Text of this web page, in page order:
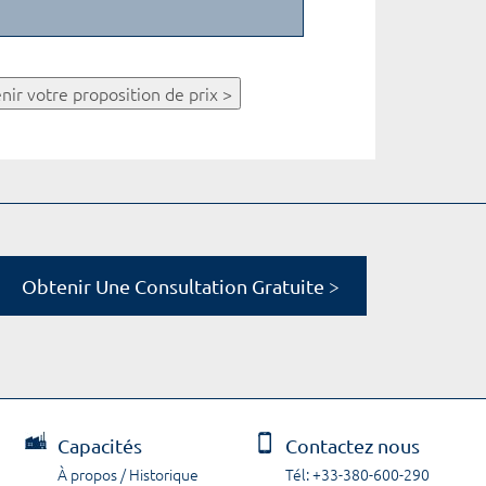
votre proposition de prix >
Obtenir Une Consultation Gratuite >
Capacités
À propos / Historique
Contactez nous
Tél: +33-380-600-290